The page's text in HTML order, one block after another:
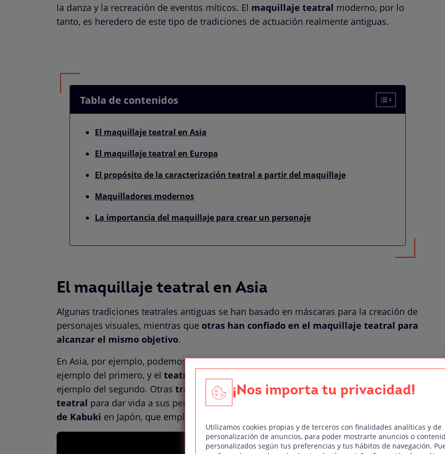
la danza y la recreación de eventos míticos. El maquillaje teatral moderno, por lo
tanto, es heredero de este tipo de tradiciones de actuación realmente antiguas.
Tabla de contenidos
El maquillaje teatral en Asia
El maquillaje teatral en Europa
El propósito de la caracterización teatral a partir del maquillaje
Maquilladores modernos
La importancia del maquillaje para crear un personaje
El maquillaje teatral en Asia
Algunas tradiciones teatrales antiguas se han basado en máscaras para la creación de
personajes visuales, mientras que otras han confiado en el maquillaje teatral para
alcanzar el mismo objetivo.
En Asia, por ejemplo, podemos encontrar el teatro enmascarado de Java, como
ejemplo del primero, y el teatro de danza Kathakali
ejemplo del segundo. Otras tradiciones teatrales que han utilizado el maquillaje
teatral para dar vida a sus personajes son la
de Kabuki en Japón, que emplea un maquillaje sumamente extravagante
¡Nos importa tu privacidad!
Utilizamos cookies propias y de terceros con finalidades analíticas y de
personalización de anuncios, para poder mostrarte anuncios o
personalizados según tus preferencias y tus hábitos de navegación.